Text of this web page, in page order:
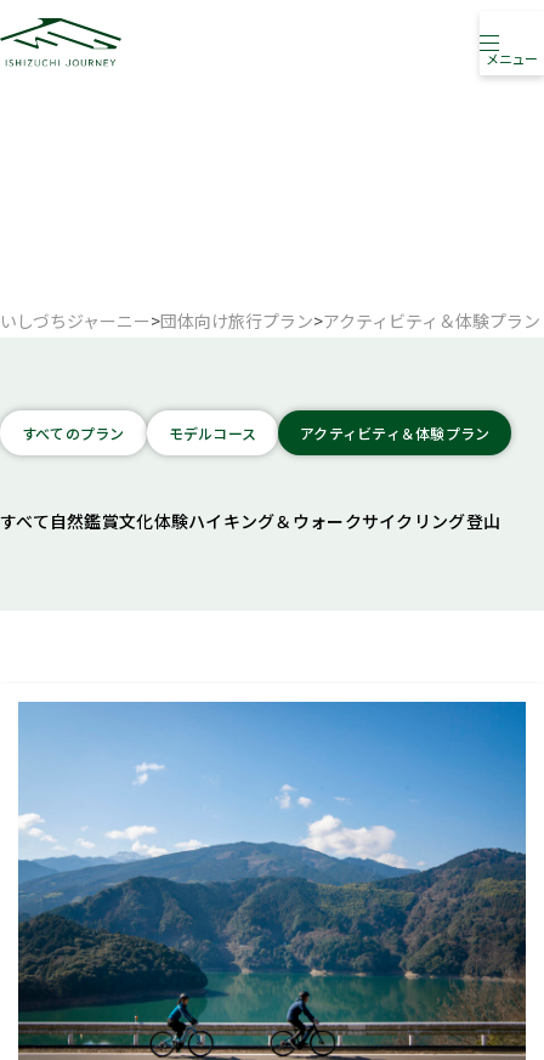
メニュー
いしづちジャーニー>団体向け旅行プラン>アクティビティ＆体験プラン
すべてのプラン モデルコース アクティビティ＆体験プラン
すべて自然鑑賞文化体験ハイキング＆ウォークサイクリング登山